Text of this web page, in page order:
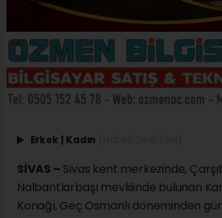
Erkek | Kadın
SİVAS – Sivas kent merkezinde,
Nalbantlarbaşı mevkiinde bulunan
Konağı, Geç Osmanlı döneminden